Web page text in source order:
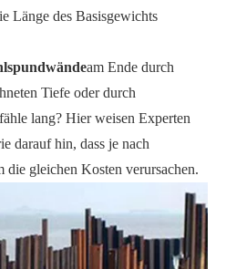
Länge des Basisgewichts
am Ende durch
Tiefe oder durch
lang? Hier weisen Experten
darauf hin, dass je nach
die gleichen Kosten verursachen.